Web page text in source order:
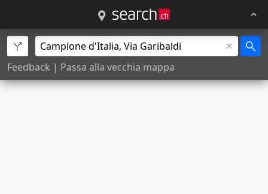
Feedback | Passa alla vecchia mappa